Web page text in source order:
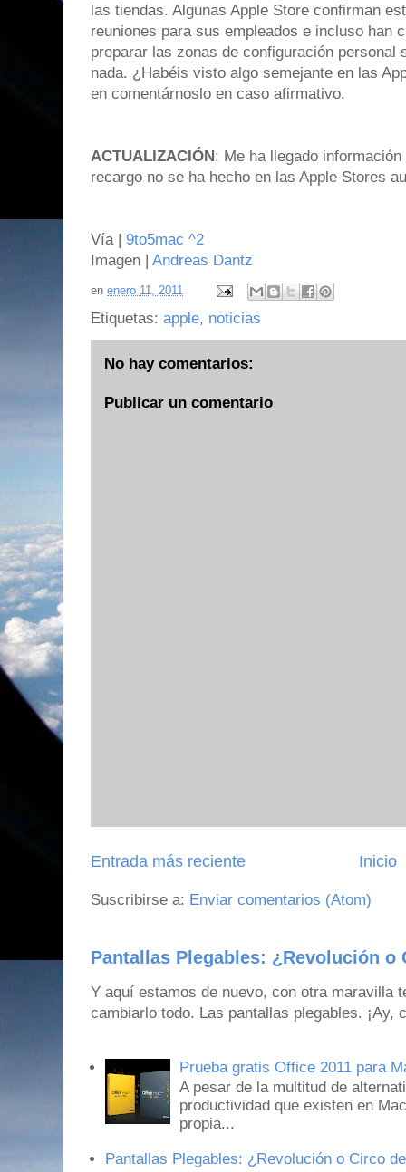
las tiendas. Algunas Apple Store confirman
reuniones para sus empleados e incluso han
preparar las zonas de configuración personal
nada. ¿Habéis visto algo semejante en las
en comentárnoslo en caso afirmativo.
ACTUALIZACIÓN: Me ha llegado
recargo no se ha hecho en las Apple Stores
Vía | 9to5mac ^2
Imagen | Andreas Dantz
en enero 11, 2011
Etiquetas: apple, noticias
No hay comentarios:
Publicar un comentario
Entrada más reciente Inicio
Suscribirse a: Enviar comentarios (Atom)
Pantallas Plegables: ¿Revolución o
Y aquí estamos de nuevo, con otra maravilla
cambiarlo todo. Las pantallas plegables. ¡Ay,
Prueba gratis Office 2011 para
A pesar de la multitud de
productividad que existen en
propia...
Pantallas Plegables: ¿Revolución o Circo